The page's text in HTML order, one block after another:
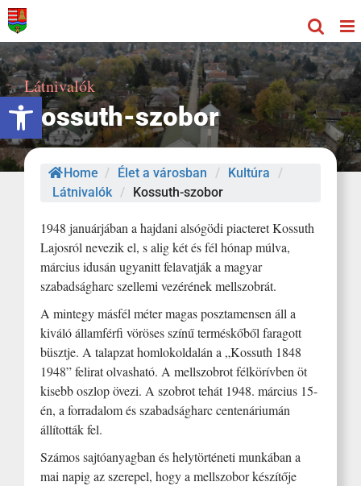
Eszköztár megnyitása
Kihagyás
Látnivalók
Kossuth-szobor
Home / Élet a városban / Kultúra
/
Látnivalók / Kossuth-szobor
1948 januárjában a hajdani alsógödi piacteret Kossuth
Lajosról nevezik el, s alig két és fél hónap múlva,
március idusán ugyanitt felavatják a magyar
szabadságharc szellemi vezérének mellszobrát.
A mintegy másfél méter magas posztamensen áll a
kiváló államférfi vöröses színű terméskőből faragott
büsztje. A talapzat homlokoldalán a „Kossuth 1848
1948” felirat olvasható. A mellszobrot félkörívben öt
kisebb oszlop övezi. A szobrot tehát 1948. március 15-
én, a forradalom és szabadságharc centenáriumán
állították fel.
Számos sajtóanyagban és helytörténeti munkában a
mai napig az szerepel, hogy a mellszobor készítője